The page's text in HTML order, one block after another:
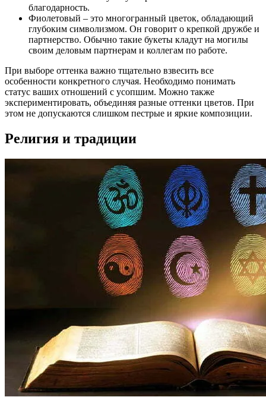
благодарность.
Фиолетовый – это многогранный цветок, обладающий
глубоким символизмом. Он говорит о крепкой дружбе и
партнерство. Обычно такие букеты кладут на могилы
своим деловым партнерам и коллегам по работе.
При выборе оттенка важно тщательно взвесить все
особенности конкретного случая. Необходимо понимать
статус ваших отношений с усопшим. Можно также
экспериментировать, объединяя разные оттенки цветов. При
этом не допускаются слишком пестрые и яркие композиции.
Религия и традиции